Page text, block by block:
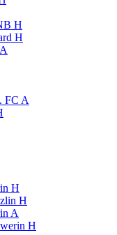
H
H
FC A
H
H
A
H